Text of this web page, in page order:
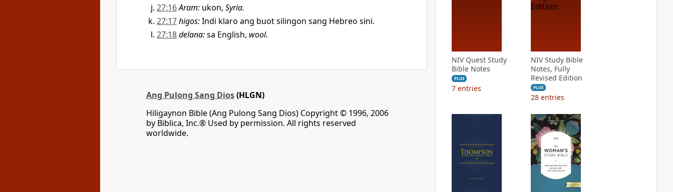
27:16Aram: ukon, Syria.
27:17higos:Indi klaro ang buot silingon sang Hebreo sini.
27:18delana:sa English, wool.
Ang Pulong Sang Dios(HLGN)
Hiligaynon Bible (Ang Pulong Sang Dios) Copyright © 1996, 2006
by Biblica, Inc.® Used by permission. All rights reserved
worldwide.
NIV Quest Study
Bible Notes
PLUS
7 entries
NIV Study Bible
Notes, Fully
Revised Edition
PLUS
28 entries